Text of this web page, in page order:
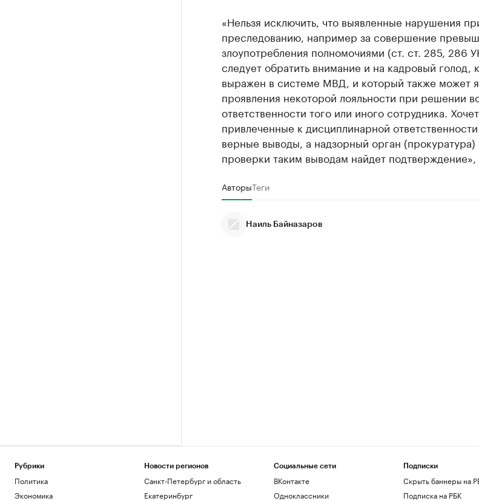
«Нельзя исключить, что выявленные нарушения
преследованию, например за совершение
злоупотребления полномочиями (ст. ст. 285, 286
следует обратить внимание и на кадровый голод,
выражен в системе МВД, и который также может
проявления некоторой лояльности при решении
ответственности того или иного сотрудника.
привлеченные к дисциплинарной
верные выводы, а надзорный орган
проверки таким выводам найдет
АвторыТеги
Наиль Байназаров
Рубрики
Политика
Экономика
Новости регионов
Санкт-Петербург и область
Екатеринбург
Социальные сети
ВКонтакте
Одноклассники
Подписки
Скрыть баннеры на
Подписка на РБК